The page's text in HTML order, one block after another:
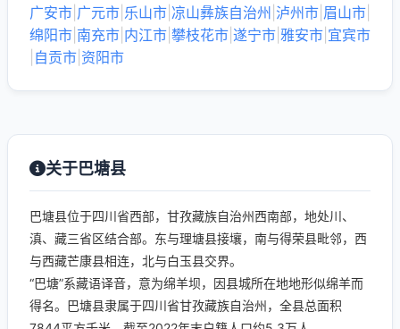
广安市 广元市 乐山市 凉山彝族自治州 泸州市 眉山市
绵阳市 南充市 内江市 攀枝花市 遂宁市 雅安市 宜宾市
自贡市 资阳市
关于巴塘县
巴塘县位于四川省西部，甘孜藏族自治州西南部，地处川、
滇、藏三省区结合部。东与理塘县接壤，南与得荣县毗邻，西
与西藏芒康县相连，北与白玉县交界。
“巴塘”系藏语译音，意为绵羊坝，因县城所在地地形似绵羊而
得名。巴塘县隶属于四川省甘孜藏族自治州，全县总面积